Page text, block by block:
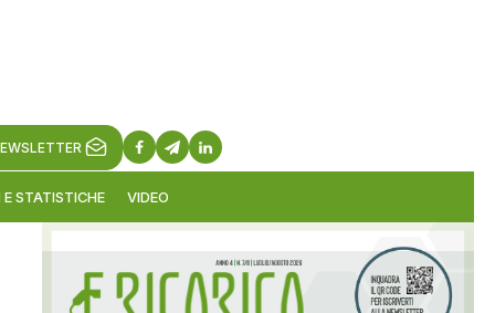
E STATISTICHE VIDEO